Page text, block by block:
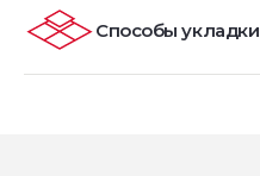
Способы укладки